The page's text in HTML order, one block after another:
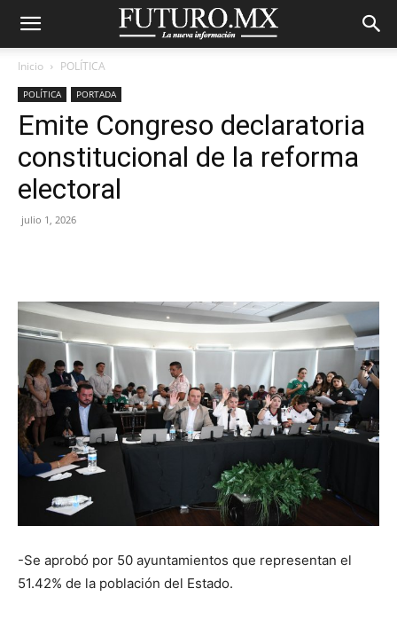
Inicio POLÍTICA
POLÍTICA PORTADA
Emite Congreso declaratoria
constitucional de la reforma
electoral
julio 1, 2026
-Se aprobó por 50 ayuntamientos que representan el
51.42% de la población del Estado.